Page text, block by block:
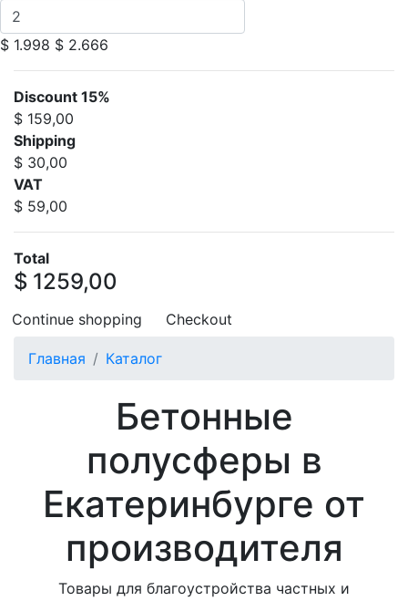
$ 1.998 $ 2.666
Discount 15%
$ 159,00
Shipping
$ 30,00
VAT
$ 59,00
Total
$ 1259,00
Continue shopping Checkout
Главная Каталог
Бетонные
полусферы в
Екатеринбурге от
производителя
Товары для благоустройства частных и